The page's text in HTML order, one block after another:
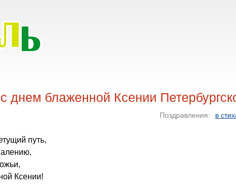
днем блаженной Ксении
Поздравления: в
путь,
Ксении!